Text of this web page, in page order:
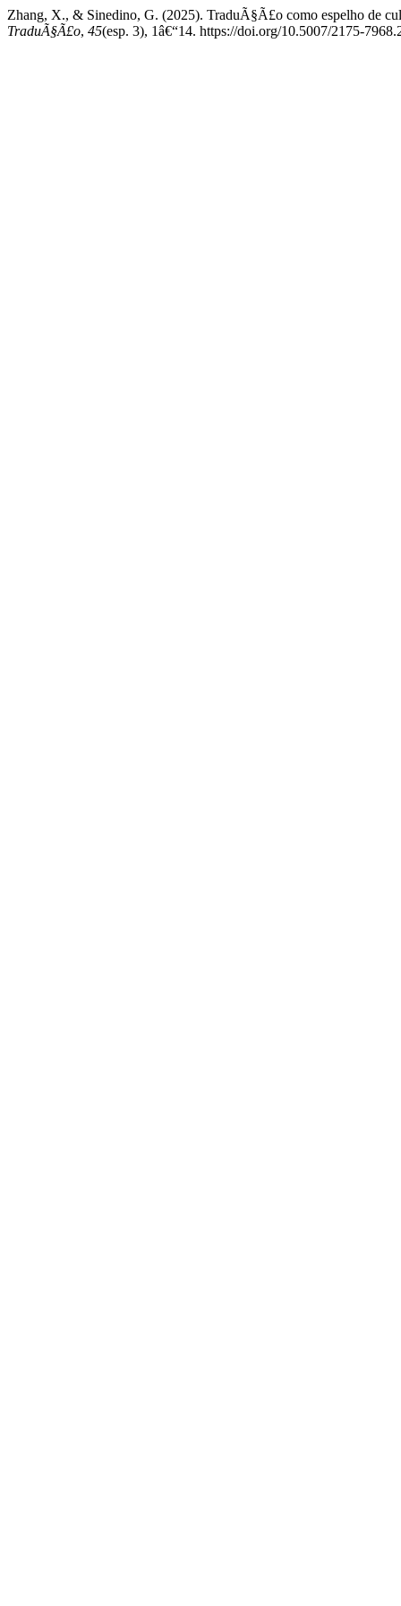
Zhang, X., & Sinedino, G. (2025). TraduÃ§Ã£o como espelho de
TraduÃ§Ã£o, 45(esp. 3), 1â€“14. https://doi.org/10.5007/2175-